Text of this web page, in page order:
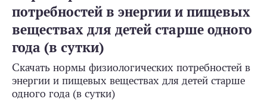
потребностей в энергии и пищевых
веществах для детей старше одного
года (в сутки)
Скачать нормы физиологических потребностей в
энергии и пищевых веществах для детей старше
одного года (в сутки)